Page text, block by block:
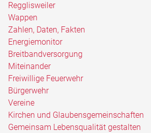
Regglisweiler
Wappen
Zahlen, Daten, Fakten
Energiemonitor
Breitbandversorgung
Miteinander
Freiwillige Feuerwehr
Bürgerwehr
Vereine
Kirchen und Glaubensgemeinschaften
Gemeinsam Lebensqualität gestalten